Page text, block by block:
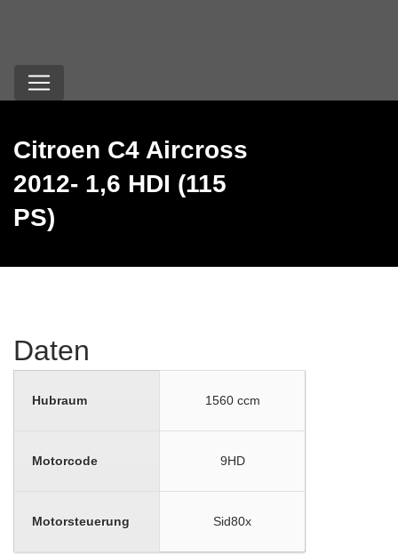
Citroen C4 Aircross
2012- 1,6 HDI (115
PS)
Daten
Hubraum 1560 ccm
Motorcode 9HD
Motorsteuerung Sid80x